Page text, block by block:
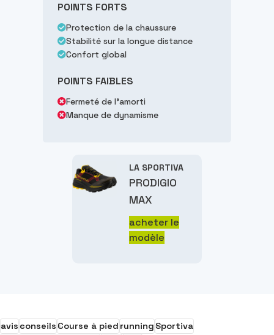
POINTS FORTS
Protection de la chaussure
Stabilité sur la longue distance
Confort global
POINTS FAIBLES
Fermeté de l'amorti
Manque de dynamisme
LA SPORTIVA
PRODIGIO
MAX
acheter le
modèle
avisconseilsCourse à piedrunningSportiva